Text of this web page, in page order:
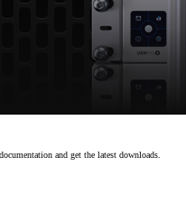
and get the latest downloads.